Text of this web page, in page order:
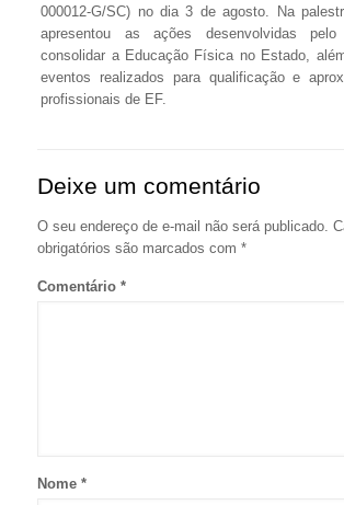
000012-G/SC) no dia 3 de agosto. Na
apresentou as ações desenvolvidas pelo
consolidar a Educação Física no Estado,
eventos realizados para qualificação e
profissionais de EF.
Deixe um comentário
O seu endereço de e-mail não será publicado.
obrigatórios são marcados com *
Comentário *
Nome *